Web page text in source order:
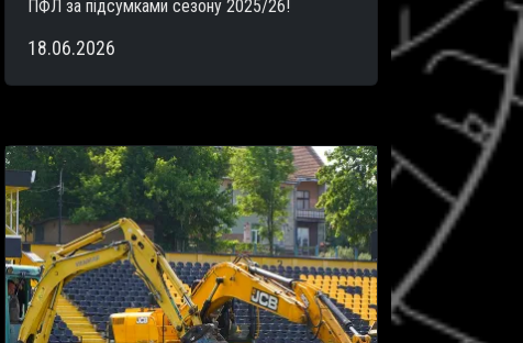
ПФЛ за підсумками сезону 2025/26!
18.06.2026